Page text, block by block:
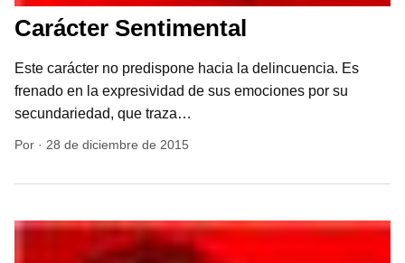
Carácter Sentimental
Este carácter no predispone hacia la delincuencia. Es
frenado en la expresividad de sus emociones por su
secundariedad, que traza…
Por · 28 de diciembre de 2015